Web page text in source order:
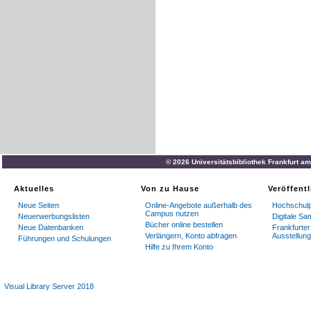
© 2026 Universitätsbibliothek Frankfurt
Aktuelles
Neue Seiten
Neuerwerbungslisten
Neue Datenbanken
Führungen und Schulungen
Von zu Hause
Online-Angebote außerhalb des
Campus nutzen
Bücher online bestellen
Verlängern, Konto abfragen
Hilfe zu Ihrem Konto
Digitale
Visual Library Server 2018